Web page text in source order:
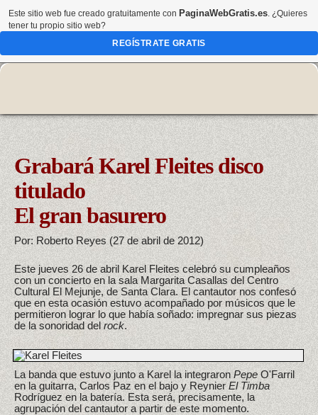
Grabará Karel Fleites disco
titulado
El gran basurero
Por: Roberto Reyes (27 de abril de 2012)
Este jueves 26 de abril Karel Fleites celebró su cumpleaños
con un concierto en la sala Margarita Casallas del Centro
Cultural El Mejunje, de Santa Clara. El cantautor nos confesó
que en esta ocasión estuvo acompañado por músicos que le
permitieron lograr lo que había soñado: impregnar sus piezas
de la sonoridad delrock.
La banda que estuvo junto a Karel la integraronPepeO'Farril
en la guitarra, Carlos Paz en el bajo y ReynierEl Timba
Rodríguez en la batería. Esta será, precisamente, la
agrupación del cantautor a partir de este momento.
Este sitio web fue creado gratuitamente con PaginaWebGratis.es. ¿Quieres
tener tu propio sitio web?
REGÍSTRATE GRATIS